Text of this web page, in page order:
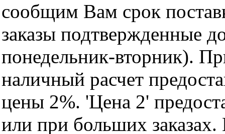
сообщим Вам срок
заказы подтвержденные
понедельник-вторник).
наличный расчет
цены 2%. 'Цена 2'
или при больших